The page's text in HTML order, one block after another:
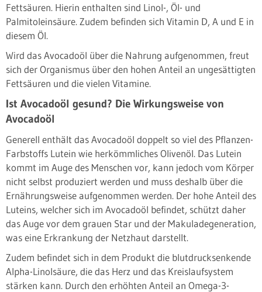
Fettsäuren. Hierin enthalten sind Linol-, Öl- und
Palmitoleinsäure. Zudem befinden sich Vitamin D, A und E in
diesem Öl.
Wird das Avocadoöl über die Nahrung aufgenommen, freut
sich der Organismus über den hohen Anteil an ungesättigten
Fettsäuren und die vielen Vitamine.
Ist Avocadoöl gesund? Die Wirkungsweise von
Avocadoöl
Generell enthält das Avocadoöl doppelt so viel des Pflanzen-
Farbstoffs Lutein wie herkömmliches Olivenöl. Das Lutein
kommt im Auge des Menschen vor, kann jedoch vom Körper
nicht selbst produziert werden und muss deshalb über die
Ernährungsweise aufgenommen werden. Der hohe Anteil des
Luteins, welcher sich im Avocadoöl befindet, schützt daher
das Auge vor dem grauen Star und der Makuladegeneration,
was eine Erkrankung der Netzhaut darstellt.
Zudem befindet sich in dem Produkt die blutdrucksenkende
Alpha-Linolsäure, die das Herz und das Kreislaufsystem
stärken kann. Durch den erhöhten Anteil an Omega-3-